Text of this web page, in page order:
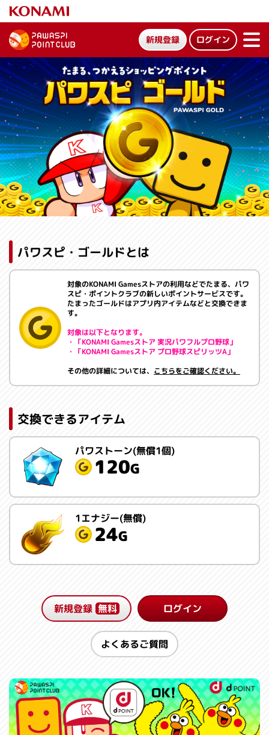
新規登録 ログイン
ME
NU
パワスピ・ゴールドとは
対象のKONAMI Gamesストアの利用などでたまる、パワ
スピ・ポイントクラブの新しいポイントサービスです。
たまったゴールドはアプリ内アイテムなどと交換できま
す。
対象は以下となります。
・「KONAMI Gamesストア 実況パワフルプロ野球」
・「KONAMI Gamesストア プロ野球スピリッツA」
その他の詳細については、 こちらをご確認ください。
交換できるアイテム
パワストーン(無償1個)
120G
1エナジー(無償)
24G
新規登録 無料 ログイン
よくあるご質問